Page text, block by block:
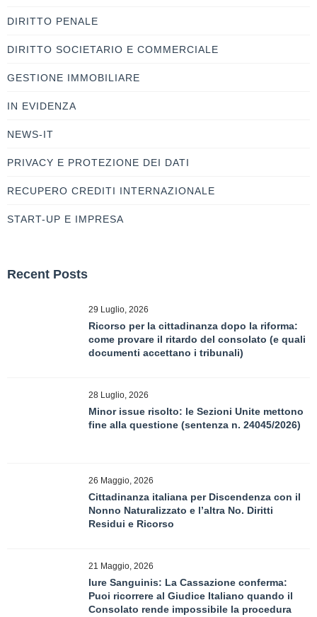
DIRITTO PENALE
DIRITTO SOCIETARIO E COMMERCIALE
GESTIONE IMMOBILIARE
IN EVIDENZA
NEWS-IT
PRIVACY E PROTEZIONE DEI DATI
RECUPERO CREDITI INTERNAZIONALE
START-UP E IMPRESA
Recent Posts
29 Luglio, 2026
Ricorso per la cittadinanza dopo la riforma:
come provare il ritardo del consolato (e quali
documenti accettano i tribunali)
28 Luglio, 2026
Minor issue risolto: le Sezioni Unite mettono
fine alla questione (sentenza n. 24045/2026)
26 Maggio, 2026
Cittadinanza italiana per Discendenza con il
Nonno Naturalizzato e l’altra No. Diritti
Residui e Ricorso
21 Maggio, 2026
Iure Sanguinis: La Cassazione conferma:
Puoi ricorrere al Giudice Italiano quando il
Consolato rende impossibile la procedura